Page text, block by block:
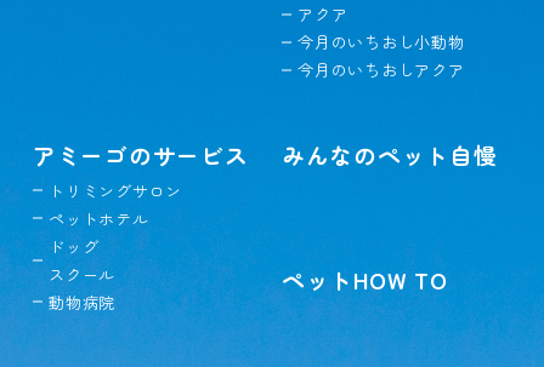
アクア
今月のいちおし小動物
今月のいちおしアクア
アミーゴのサービス
トリミングサロン
ペットホテル
ドッグ
スクール
動物病院
みんなのペット自慢
ペットHOW TO